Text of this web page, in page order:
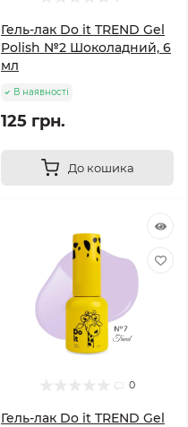
Гель-лак Do it TREND Gel
Polish №2 Шоколадний, 6
мл
В наявності
125 грн.
До кошика
0
Гель-лак Do it TREND Gel